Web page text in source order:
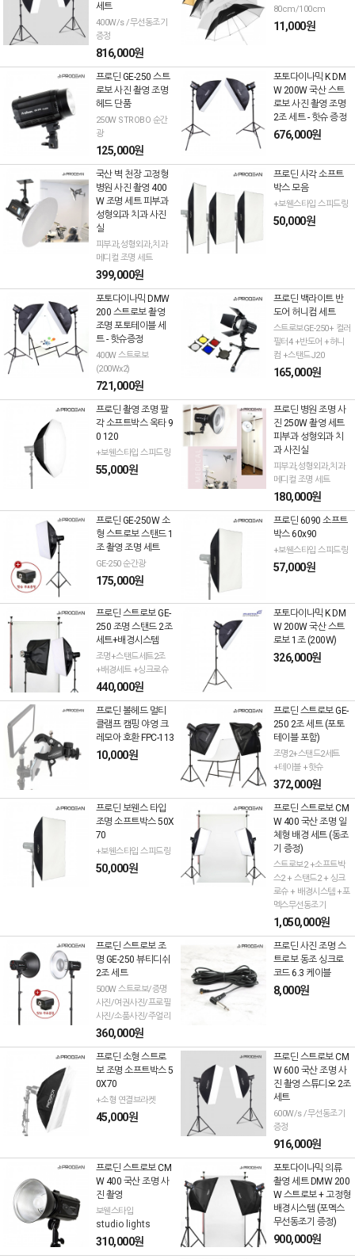
세트
400W/s /무선동조기
증정
816,000원
80cm/100cm
11,000원
프로딘 GE-250 스트
로보 사진 촬영 조명
헤드 단품
250W STROBO 순간
광
125,000원
포토다이나믹 K DM
W 200W 국산 스트
로보 사진 촬영 조명
2조 세트 - 핫슈 증정
676,000원
국산 벽 천장 고정형
병원 사진 촬영 400
W 조명 세트 피부과
성형외과 치과 사진
실
피부과,성형외과,치과
메디컬 조명 세트
399,000원
프로딘 사각 소프트
박스 모음
+보웬스타입 스피드링
50,000원
포토다이나믹 DMW
200 스트로보 촬영
조명 포토테이블 세
트 - 핫슈증정
400W 스트로보
(200Wx2)
721,000원
프로딘 백라이트 반
도어 허니컴 세트
스트로보GE-250+ 컬러
필터4 +반도어 +허니
컴 +스탠드J20
165,000원
프로딘 촬영 조명 팔
각 소프트박스 옥타 9
0 120
+보웬스타입 스피드링
55,000원
프로딘 병원 조명 사
진 250W 촬영 세트
피부과 성형외과 치
과 사진실
피부과,성형외과,치과
메디컬 조명 세트
180,000원
프로딘 GE-250W 소
형 스트로보 스탠드 1
조 촬영 조명 세트
GE-250 순간광
175,000원
프로딘 6090 소프트
박스 60x90
+보웬스타입 스피드링
57,000원
프로딘 스트로보 GE-
250 조명 스탠드 2조
세트+배경시스템
조명+스탠드세트2조
+배경세트 +싱크로슈
440,000원
포토다이나믹 K DM
W 200W 국산 스트
로보 1조 (200W)
326,000원
프로딘 볼헤드 멀티
클램프 캠핑 야영 크
레모아 호환 FPC-113
10,000원
프로딘 스트로보 GE-
250 2조 세트 (포토
테이블 포함)
조명2+스탠드2세트
+테이블 +핫슈
372,000원
프로딘 보웬스 타입
조명 소프트박스 50X
70
+보웬스타입 스피드링
50,000원
프로딘 스트로보 CM
W 400 국산 조명 일
체형 배경 세트 (동조
기 증정)
스트로보2 +소프트박
스2 + 스탠드2 + 싱크
로슈 + 배경시스템 +포
멕스무선동조기
1,050,000원
프로딘 스트로보 조
명 GE-250 뷰티디쉬
2조 세트
500W 스트로보/증명
사진/여권사진/프로필
사진/소품사진/주얼리
360,000원
프로딘 사진 조명 스
트로보 동조 싱크로
코드 6.3 케이블
8,000원
프로딘 소형 스트로
보 조명 소프트박스 5
0X70
+소형 연결브라켓
45,000원
프로딘 스트로보 CM
W 600 국산 조명 사
진 촬영 스튜디오 2조
세트
600W/s /무선동조기
증정
916,000원
프로딘 스트로보 CM
W 400 국산 조명 사
진 촬영
보웬스타입
studio lights
310,000원
포토다이나믹 의류
촬영 세트 DMW 200
W 스트로보 + 고정형
배경시스템 (포멕스
무선동조기 증정)
900,000원